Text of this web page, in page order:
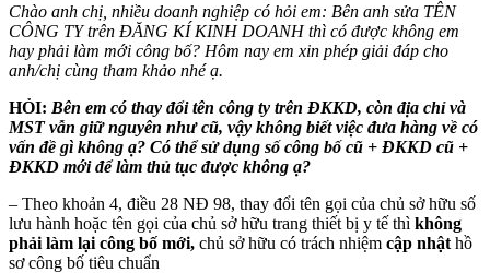
Chào anh chị, nhiều doanh nghiệp có hỏi em: Bên anh sửa TÊN
CÔNG TY trên ĐĂNG KÍ KINH DOANH thì có được không em
hay phải làm mới công bố? Hôm nay em xin phép giải đáp cho
anh/chị cùng tham khảo nhé ạ.
HỎI: Bên em có thay đổi tên công ty trên ĐKKD, còn địa chỉ và
MST vẫn giữ nguyên như cũ, vậy không biết việc đưa hàng về có
vấn đề gì không ạ? Có thể sử dụng số công bố cũ + ĐKKD cũ +
ĐKKD mới để làm thủ tục được không ạ?
– Theo khoản 4, điều 28 NĐ 98, thay đổi tên gọi của chủ sở hữu số
lưu hành hoặc tên gọi của chủ sở hữu trang thiết bị y tế thì không
phải làm lại công bố mới, chủ sở hữu có trách nhiệm cập nhật hồ
sơ công bố tiêu chuẩn